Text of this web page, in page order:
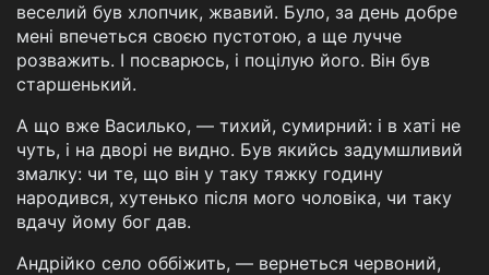
веселий був хлопчик, жвавий. Було, за день добре
мені впечеться своєю пустотою, а ще лучче
розважить. І посварюсь, і поцілую його. Він був
старшенький.
А що вже Василько, — тихий, сумирний: і в хаті не
чуть, і на дворі не видно. Був якийсь задумшливий
змалку: чи те, що він у таку тяжку годину
народився, хутенько після мого чоловіка, чи таку
вдачу йому бог дав.
Андрійко село оббіжить, — вернеться червоний,